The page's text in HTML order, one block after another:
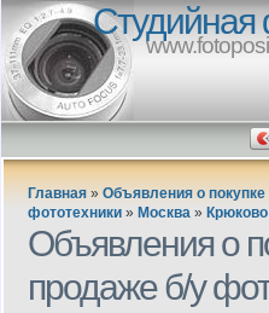
Студийная
Главная » Объявления о
фототехники » Москва » Крюково
Объявления о
продаже б/у